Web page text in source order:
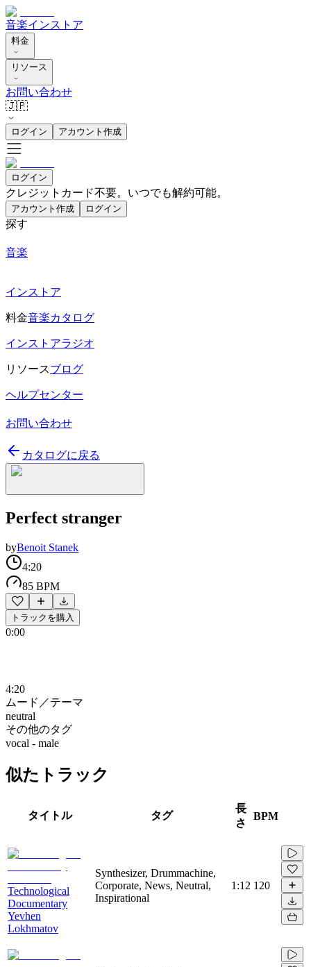
音楽インストア
料金
リソース
お問い合わせ
🇯🇵
ログイン アカウント作成
ログイン
クレジットカード不要。いつでも解約可能。
アカウント作成 ログイン
探す
音楽
インストア
料金音楽カタログ
インストアラジオ
リソースブログ
ヘルプセンター
お問い合わせ
カタログに戻る
Perfect stranger
byBenoit Stanek
4:20
85 BPM
トラックを購入
0:00
4:20
ムード／テーマ
neutral
その他のタグ
vocal - male
似たトラック
タイトル タグ
長
さ
BPM
Technological
Documentary
Yevhen
Lokhmatov
Synthesizer, Drummachine,
Corporate, News, Neutral,
Inspirational
1:12 120